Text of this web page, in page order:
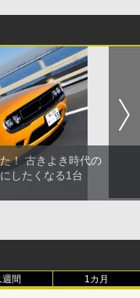
！ 古きよき時代の
したくなる1台
週間 1カ月